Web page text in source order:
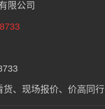
限公司
、现场报价、价高同行